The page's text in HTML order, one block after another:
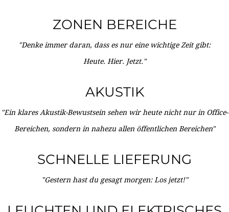
ZONEN BEREICHE
"Denke immer daran, dass es nur eine wichtige Zeit gibt:
Heute. Hier. Jetzt."
AKUSTIK
"Ein klares Akustik-Bewustsein sehen wir heute nicht nur in Office-
Bereichen, sondern in nahezu allen öffentlichen Bereichen"
SCHNELLE LIEFERUNG
"Gestern hast du gesagt morgen: Los jetzt!"